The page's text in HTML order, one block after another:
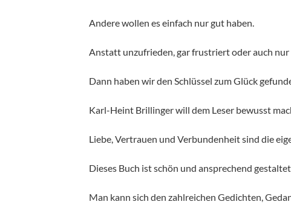
Andere wollen es einfach nur gut haben.
Anstatt unzufrieden, gar frustriert oder auch nur
Dann haben wir den Schlüssel zum Glück
Karl-Heint Brillinger will dem Leser bewusst
Liebe, Vertrauen und Verbundenheit sind die
Dieses Buch ist schön und ansprechend gestaltet.
Man kann sich den zahlreichen Gedichten,